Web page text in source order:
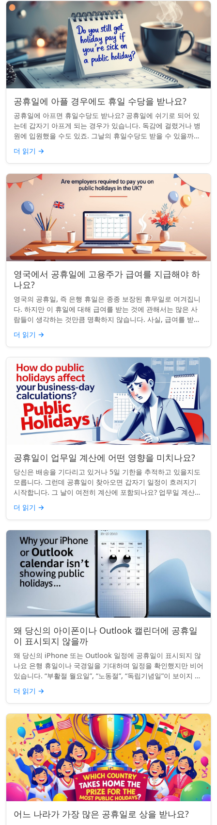
공휴일에 아플 경우에도 휴일 수당을 받나요?
공휴일에 아프면 휴일수당도 받나요? 공휴일에 쉬기로 되어 있
는데 갑자기 아프게 되는 경우가 있습니다. 독감에 걸렸거나 병
원에 입원했을 수도 있죠. 그날의 휴일수당도 받을 수 있을까요?
이는 흔한 질문이며, 답변은 주...
더 읽기 →
영국에서 공휴일에 고용주가 급여를 지급해야 하
나요?
영국의 공휴일, 즉 은행 휴일은 종종 보장된 휴무일로 여겨집니
다. 하지만 이 휴일에 대해 급여를 받는 것에 관해서는 많은 사
람들이 생각하는 것만큼 명확하지 않습니다. 사실, 급여를 받거
나 하루 쉬는 것이 전적으로 계...
더 읽기 →
공휴일이 업무일 계산에 어떤 영향을 미치나요?
당신은 배송을 기다리고 있거나 5일 기한을 추적하고 있을지도
모릅니다. 그런데 공휴일이 찾아오면 갑자기 일정이 흐려지기
시작합니다. 그 날이 여전히 계산에 포함되나요? 업무일 계산을
할 때 공휴일은 생각보다 더 중요...
더 읽기 →
왜 당신의 아이폰이나 Outlook 캘린더에 공휴일
이 표시되지 않을까
왜 당신의 iPhone 또는 Outlook 일정에 공휴일이 표시되지 않
나요 은행 휴일이나 국경일을 기대하며 일정을 확인했지만 비어
있습니다. “부활절 월요일”, “노동절”, “독립기념일”이 보이지 않
네요. iPhon...
더 읽기 →
어느 나라가 가장 많은 공휴일로 상을 받나요?